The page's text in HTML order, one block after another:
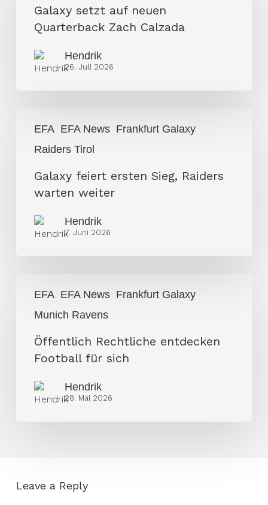
neuen
Zach
Galaxy setzt auf neuen
Quarterback Zach Calzada
Hendrik
26. Juli 2026
EFA EFA News Frankfurt Galaxy
Raiders Tirol
feiert
ersten
weiter
Galaxy feiert ersten Sieg, Raiders
warten weiter
Hendrik
7. Juni 2026
EFA EFA News Frankfurt Galaxy
Munich Ravens
Rechtliche
entdecken
FootballÖffentlich Rechtliche entdecken
Football für sich
Hendrik
28. Mai 2026
Leave a Reply